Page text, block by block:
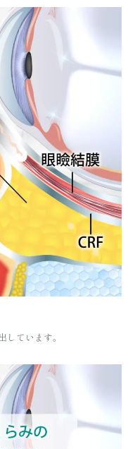
ています。